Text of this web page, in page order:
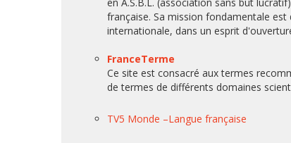
française. Sa mission fondamentale
internationale, dans un esprit
FranceTerme
Ce site est consacré aux termes
de termes de différents domaines
TV5 Monde –Langue française